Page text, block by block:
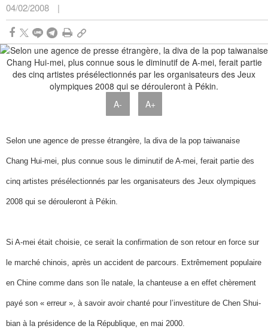
04/02/2008 |
A- A+
Selon une agence de presse étrangère, la diva de la pop taiwanaise
Chang Hui-mei, plus connue sous le diminutif de A-mei, ferait partie des
cinq artistes présélectionnés par les organisateurs des Jeux olympiques
2008 qui se dérouleront à Pékin.
Si A-mei était choisie, ce serait la confirmation de son retour en force sur
le marché chinois, après un accident de parcours. Extrêmement populaire
en Chine comme dans son île natale, la chanteuse a en effet chèrement
payé son « erreur », à savoir avoir chanté pour l’investiture de Chen Shui-
bian à la présidence de la République, en mai 2000.